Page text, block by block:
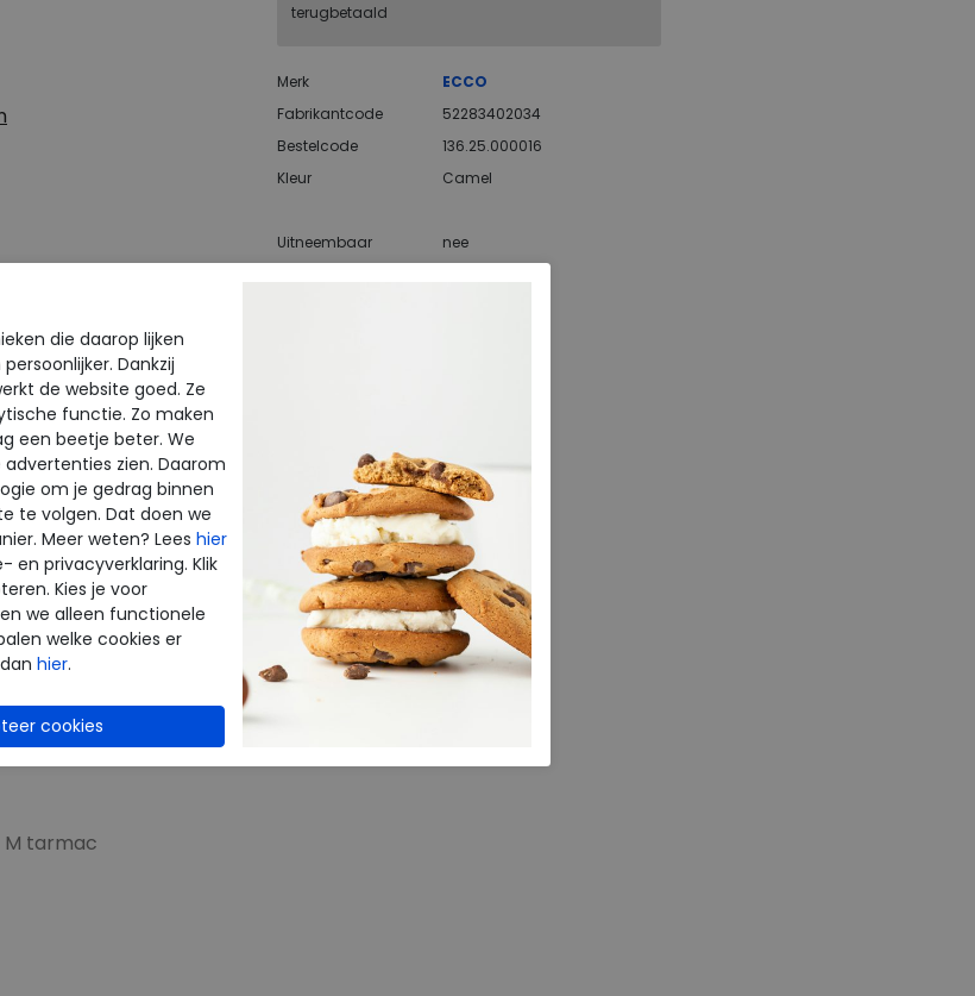
terugbetaald
Merk
ECCO
Fabrikantcode
52283402034
Bestelcode
136.25.000016
Kleur
Camel
Uitneembaar
nee
M tarmac
die daarop lijken
Dankzij
de website goed. Ze
functie. Zo maken
een beetje beter. We
zien. Daarom
om je gedrag binnen
te volgen. Dat doen we
Meer weten? Lees hier
en privacyverklaring. Klik
Kies je voor
we alleen functionele
welke cookies er
hier.